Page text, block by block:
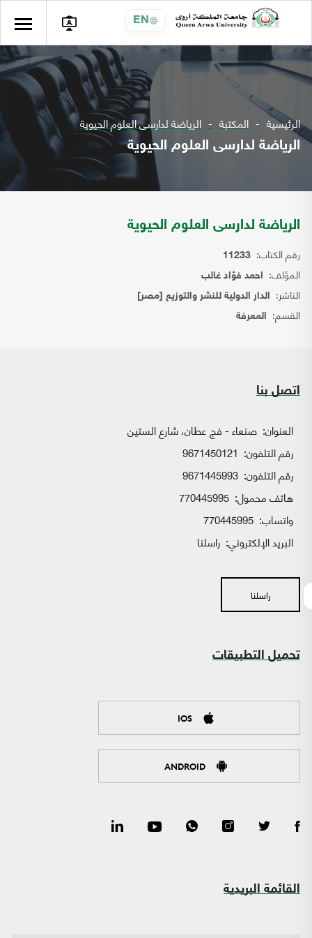
EN
الرئيسية المكتبة الرياضة لدارسى العلوم الحيوية
الرياضة لدارسى العلوم الحيوية
الرياضة لدارسى العلوم الحيوية
رقم الكتاب: 11233
المؤلف: احمد فؤاد غالب
الناشر: الدار الدولية للنشر والتوزيع [مصر]
القسم: المعرفة
اتصل بنا
العنوان: صنعاء - فج عطان، شارع الستين
رقم التلفون: 9671450121
رقم التلفون: 9671445993
هاتف محمول: 770445995
واتساب:
البريد الإلكتروني: راسلنا
راسلنا
تحميل التطبيقات
IOS
ANDROID
القائمة البريدية